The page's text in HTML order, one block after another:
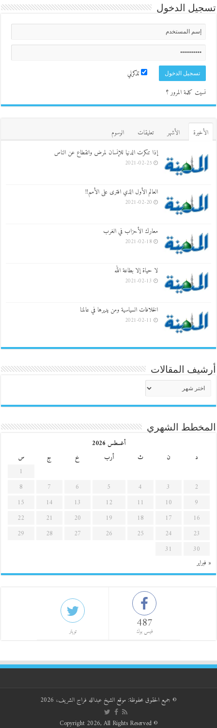
تسجيل الدخول
تذكرني
نسيت كلمة المرور ؟
الأخيرة الأشهر تعليقات
الوسوم
إذا تنكرت الدنيا للإنسان لمرض وانقطاع عن الناس
2021-02-25
العالم الأول الذي افترى على الأمم!!
2021-02-20
معارك الأحزاب في الغرب
2021-02-18
لا حياة إلا بطاعة الله
2021-02-13
الخلافات السياسية ومن يديرها في عالمنا
2021-02-11
أرشيف المقالات
أرشيف
المخطط الشهري
أغسطس 2026
د
ن ث أرب خ ج
س
1
2
3
4
5
6
7
8
9
10
11
12
13
14
15
16
17
18
19
20
21
22
23
24
25
26
27
28
29
30
31
« فبراير
487
فيس بوك تويتر
© جميع الحقوق محفوظة: موقع الشيخ عبدالله فراج الشريف، 2026
© Copyright 2026, All Rights Reserved